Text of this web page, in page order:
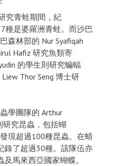
究青蛙期間，紀
種是婆羅洲青蛙。而沙巴
森林部的 Nur Syafiqah
Hafiz 研究魚類寄
的學生則研究蝙蝠
Thor Seng 博士研
學團隊的 Arthur
研究昆蟲，包括蝴
現超過100種昆蟲。在蜻
錄了超過30種。該隊伍亦
馬來西亞國家蝴蝶。